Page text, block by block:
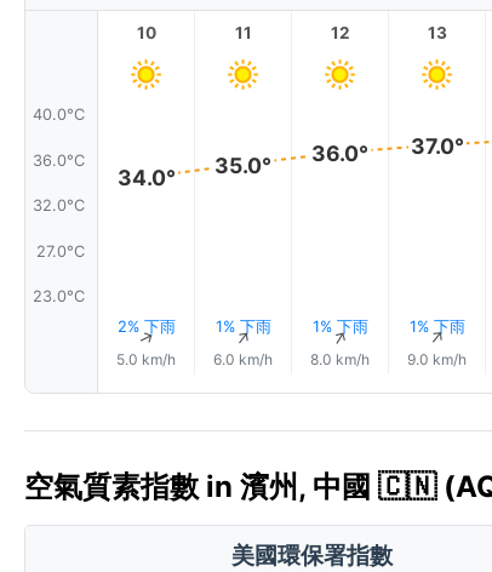
40.0°C
36.0°C
32.0°C
27.0°C
23.0°C
10
34.0°
2% 下雨
↑
5.0 km/h
11
35.0°
1% 下雨
↑
6.0 km/h
12
36.0°
1% 下雨
↑
8.0 km/h
13
37.0°
1% 下雨
↑
9.0 km/h
空氣質素指數 in 濱州, 中國 🇨🇳
美國環保署指數